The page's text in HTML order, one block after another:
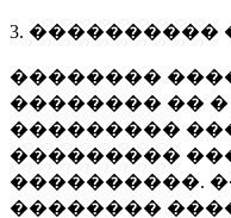
3. ����������
��������
�������� ��
���������
���������
����������.
��������